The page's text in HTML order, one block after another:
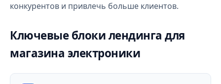
конкурентов и привлечь больше клиентов.
Ключевые блоки лендинга для
магазина электроники